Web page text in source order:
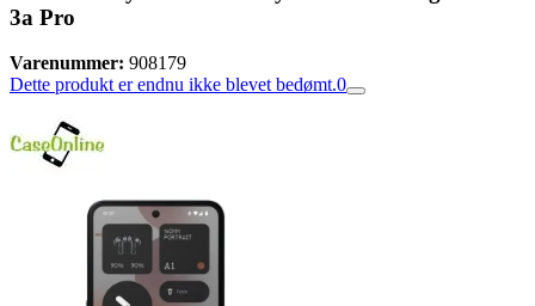
3a Pro
Varenummer: 908179
Dette produkt er endnu ikke blevet bedømt.0